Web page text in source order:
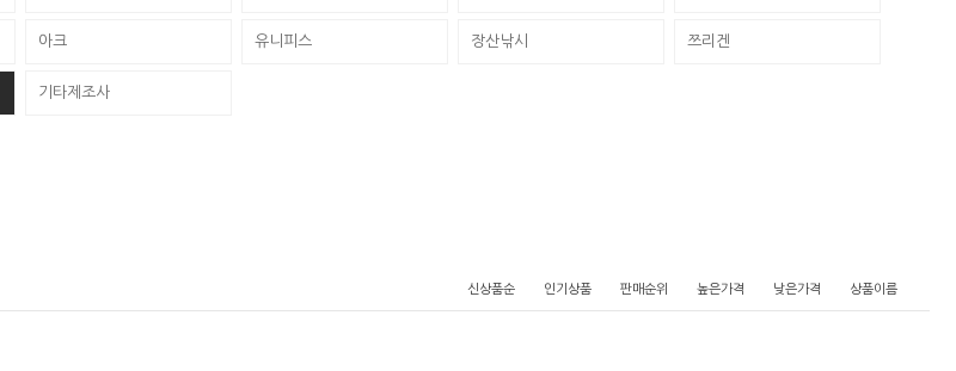
아크 유니피스 장산낚시 쯔리겐
기타제조사
신상품순 인기상품 판매순위 높은가격 낮은가격 상품이름